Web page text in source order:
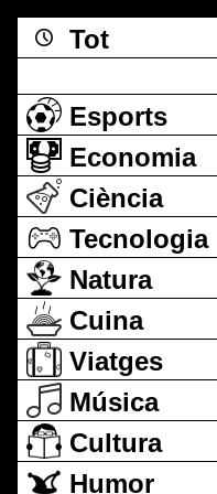
Tot
Esports
Economia
Ciència
Tecnologia
Natura
Cuina
Viatges
Música
Cultura
Humor